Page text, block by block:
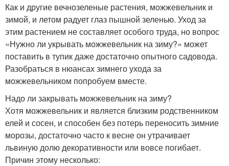
Как и другие вечнозеленые растения, можжевельник и
зимой, и летом радует глаз пышной зеленью. Уход за
этим растением не составляет особого труда, но вопрос
«Нужно ли укрывать можжевельник на зиму?» может
поставить в тупик даже достаточно опытного садовода.
Разобраться в нюансах зимнего ухода за
можжевельником попробуем вместе.
Надо ли закрывать можжевельник на зиму?
Хотя можжевельник и является близким родственником
елей и сосен, и способен без потерь переносить зимние
морозы, достаточно часто к весне он утрачивает
львиную долю декоративности или вовсе погибает.
Причин этому несколько: